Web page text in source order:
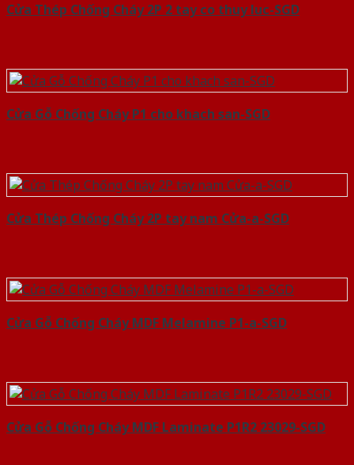
Cửa Thép Chống Cháy 2P 2 tay co thuy luc-SGD
Cửa Gỗ Chống Cháy P1 cho khach san-SGD
Cửa Thép Chống Cháy 2P tay nam Cửa-a-SGD
Cửa Gỗ Chống Cháy MDF Melamine P1-a-SGD
Cửa Gỗ Chống Cháy MDF Laminate P1R2 23029-SGD